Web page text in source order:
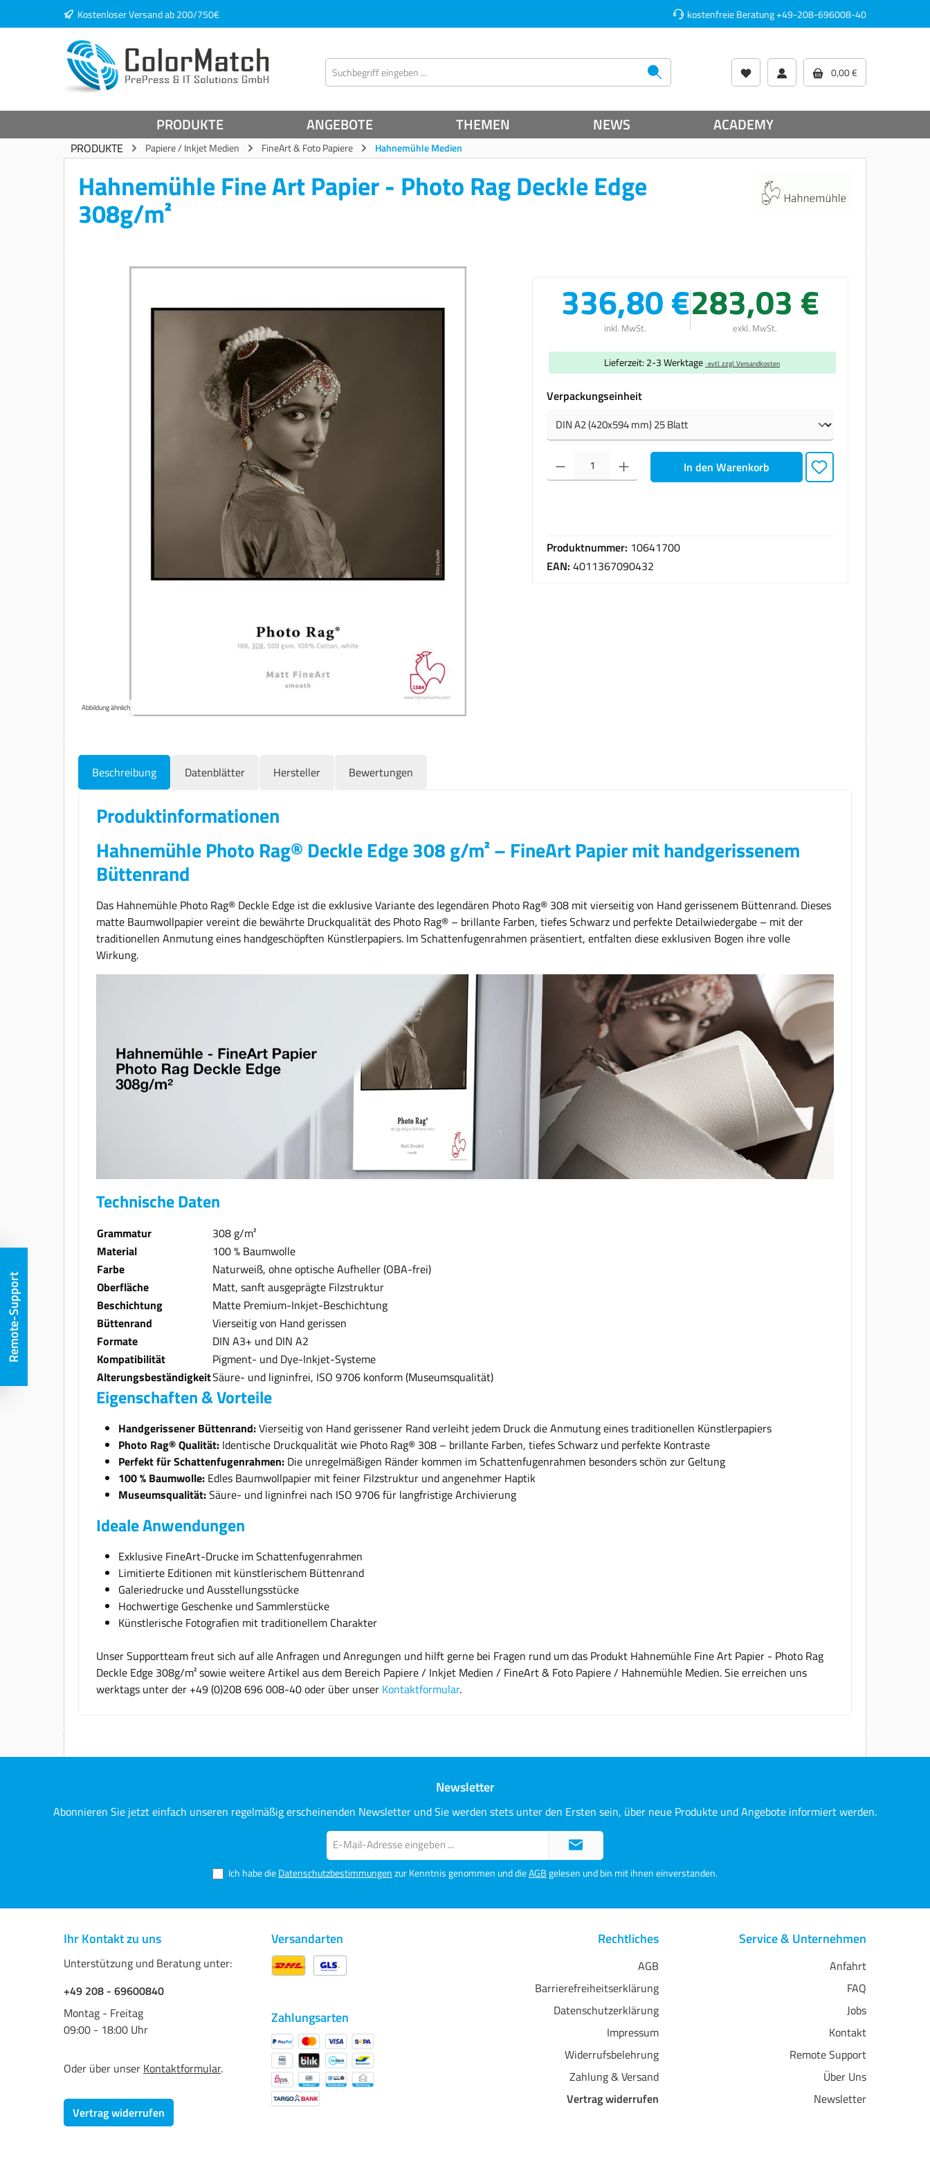
Zur Hauptnavigation springen
Kostenloser Versand ab 200/750€ kostenfreie Beratung+49-208-696008-40
0,00 €
PRODUKTE ANGEBOTE THEMEN NEWS ACADEMY
PRODUKTE Papiere / Inkjet Medien FineArt & Foto Papiere Hahnemühle Medien
Hahnemühle Fine Art Papier - Photo Rag Deckle Edge
308g/m²
Bildergalerie überspringen
Abbildung ähnlich
336,80 €
inkl. MwSt.
283,03 €
exkl. MwSt.
Lieferzeit: 2-3 Werktage· evtl. zzgl. Versandkosten
Verpackungseinheitauswählen
Produkt Anzahl: Gib den gewünschten Wert ein oder benutze die Schaltflächen um die Anzahl zu erhöhen oder
In den Warenkorb
Produktnummer: 10641700
EAN: 4011367090432
Beschreibung Datenblätter Hersteller Bewertungen
Produktinformationen
Hahnemühle Photo Rag® Deckle Edge 308 g/m² – FineArt Papier mit handgerissenem
Büttenrand
Das Hahnemühle Photo Rag® Deckle Edge ist die exklusive Variante des legendären Photo Rag® 308 mit vierseitig von Hand gerissenem Büttenrand. Dieses
matte Baumwollpapier vereint die bewährte Druckqualität des Photo Rag® – brillante Farben, tiefes Schwarz und perfekte Detailwiedergabe – mit der
traditionellen Anmutung eines handgeschöpften Künstlerpapiers. Im Schattenfugenrahmen präsentiert, entfalten diese exklusiven Bogen ihre volle
Wirkung.
Technische Daten
Grammatur
308 g/m²
Material
100 % Baumwolle
Farbe
Naturweiß, ohne optische Aufheller (OBA-frei)
Oberfläche
Matt, sanft ausgeprägte Filzstruktur
Beschichtung
Matte Premium-Inkjet-Beschichtung
Büttenrand
Vierseitig von Hand gerissen
Formate
DIN A3+ und DIN A2
Kompatibilität
Pigment- und Dye-Inkjet-Systeme
AlterungsbeständigkeitSäure- und ligninfrei, ISO 9706 konform (Museumsqualität)
Eigenschaften & Vorteile
Handgerissener Büttenrand:Vierseitig von Hand gerissener Rand verleiht jedem Druck die Anmutung eines traditionellen Künstlerpapiers
Photo Rag® Qualität: Identische Druckqualität wie Photo Rag® 308 – brillante Farben, tiefes Schwarz und perfekte Kontraste
Perfekt für Schattenfugenrahmen: Die unregelmäßigen Ränder kommen im Schattenfugenrahmen besonders schön zur Geltung
100 % Baumwolle: Edles Baumwollpapier mit feiner Filzstruktur und angenehmer Haptik
Museumsqualität:Säure- und ligninfrei nach ISO 9706 für langfristige Archivierung
Ideale Anwendungen
Exklusive FineArt-Drucke im Schattenfugenrahmen
Limitierte Editionen mit künstlerischem Büttenrand
Galeriedrucke und Ausstellungsstücke
Hochwertige Geschenke und Sammlerstücke
Künstlerische Fotografien mit traditionellem Charakter
Unser Supportteam freut sich auf alle Anfragen und Anregungen und hilft gerne bei Fragen rund um das Produkt Hahnemühle Fine Art Papier - Photo Rag
Deckle Edge 308g/m² sowie weitere Artikel aus dem Bereich Papiere / Inkjet Medien / FineArt & Foto Papiere / Hahnemühle Medien. Sie erreichen uns
werktags unter der +49 (0)208 696 008-40 oder über unser Kontaktformular.
Newsletter
Abonnieren Sie jetzt einfach unseren regelmäßig erscheinenden Newsletter und Sie werden stets unter den Ersten sein, über neue Produkte und Angebote informiert werden.
Mail-
Adresse*
Ich habe dieDatenschutzbestimmungenzur Kenntnis genommen und dieAGBgelesen und bin mit ihnen einverstanden.
Ihr Kontakt zu uns
Unterstützung und Beratung unter:
+49 208 - 69600840
Montag - Freitag
09:00 - 18:00 Uhr
Oder über unser Kontaktformular.
Vertrag widerrufen
Versandarten
Zahlungsarten
Rechtliches
AGB
Barrierefreiheitserklärung
Datenschutzerklärung
Impressum
Widerrufsbelehrung
Zahlung & Versand
Vertrag widerrufen
Service & Unternehmen
Anfahrt
FAQ
Jobs
Kontakt
Remote Support
Über Uns
Newsletter
Remote-Support